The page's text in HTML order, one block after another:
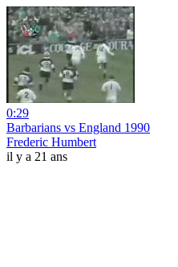
0:29
Barbarians vs England 1990
Frederic Humbert
il y a 21 ans